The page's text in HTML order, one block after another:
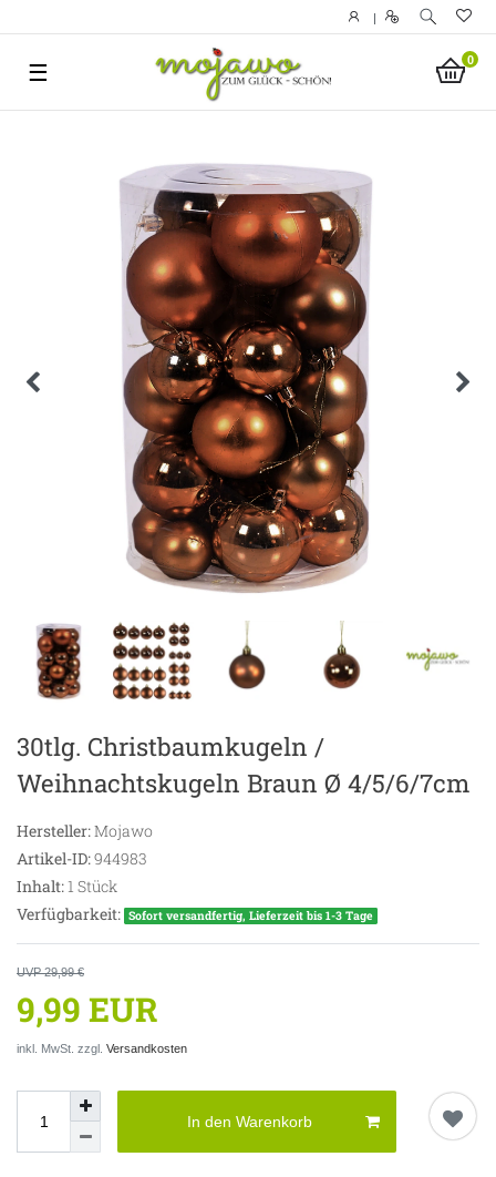
|
0
☰
30tlg. Christbaumkugeln /
Weihnachtskugeln Braun Ø 4/5/6/7cm
Hersteller:Mojawo
Artikel-ID:944983
Inhalt:1 Stück
Verfügbarkeit: Sofort versandfertig, Lieferzeit bis 1-3 Tage
UVP 29,99 €
9,99 EUR
inkl. MwSt. zzgl. Versandkosten
In den Warenkorb